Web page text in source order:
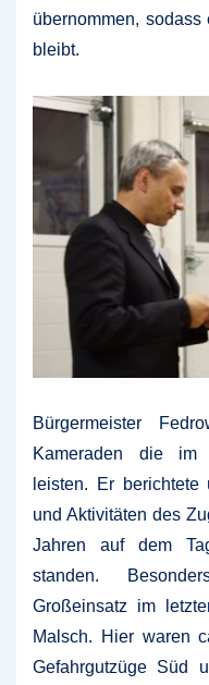
übernommen,
bleibt.
Bürgermeister
Kameraden die im
leisten. Er
und Aktivitäten des
Jahren auf dem
standen.
Großeinsatz im
Malsch. Hier waren
Gefahrgutzüge Süd